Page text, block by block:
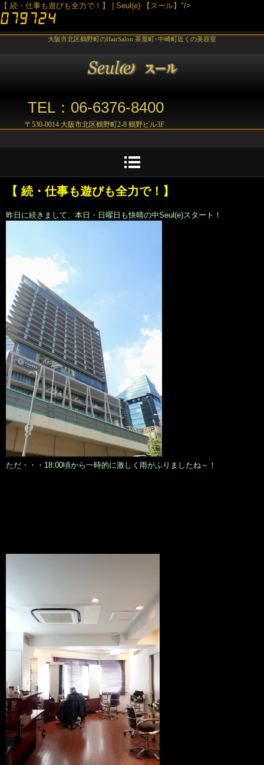
【 続・仕事も遊びも全力で！】 | Seul(e) 【スール】"/>
大阪市北区鶴野町のHairSalon 茶屋町･中崎町近くの美容室
TEL：06-6376-8400
〒530-0014 大阪市北区鶴野町2-8 鶴野ビル3F
【 続・仕事も遊びも全力で！】
昨日に続きまして、本日・日曜日も快晴の中Seul(e)スタート！
ただ・・・18:00頃から一時的に激しく雨がふりましたね～！